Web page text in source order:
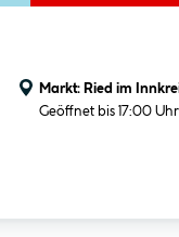
Markt: Ried im
Geöffnet bis 17:00 Uhr